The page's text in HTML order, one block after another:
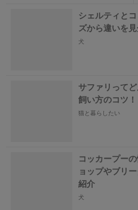
シェルティと
ズから違いを
犬
サファリって
飼い方のコツ！
猫と暮らしたい
コッカープー
ョップやブリ
紹介
犬